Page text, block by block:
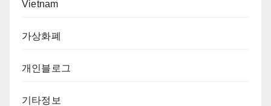
Vietnam
가상화폐
개인블로그
기타정보